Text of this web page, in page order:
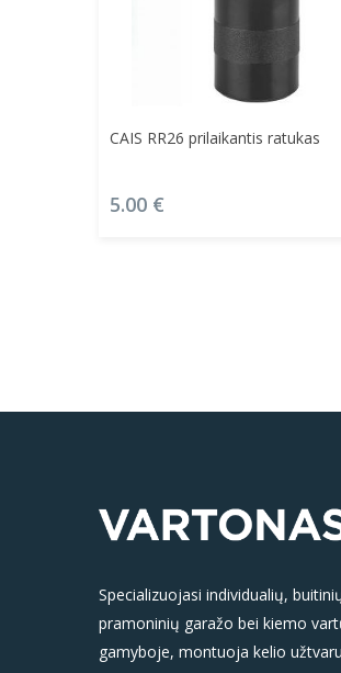
Į Krepšelį
CAIS RR26 prilaikantis ratukas
5.00 €
Specializuojasi individualių,
pramoninių garažo bei kiemo
gamyboje, montuoja kelio